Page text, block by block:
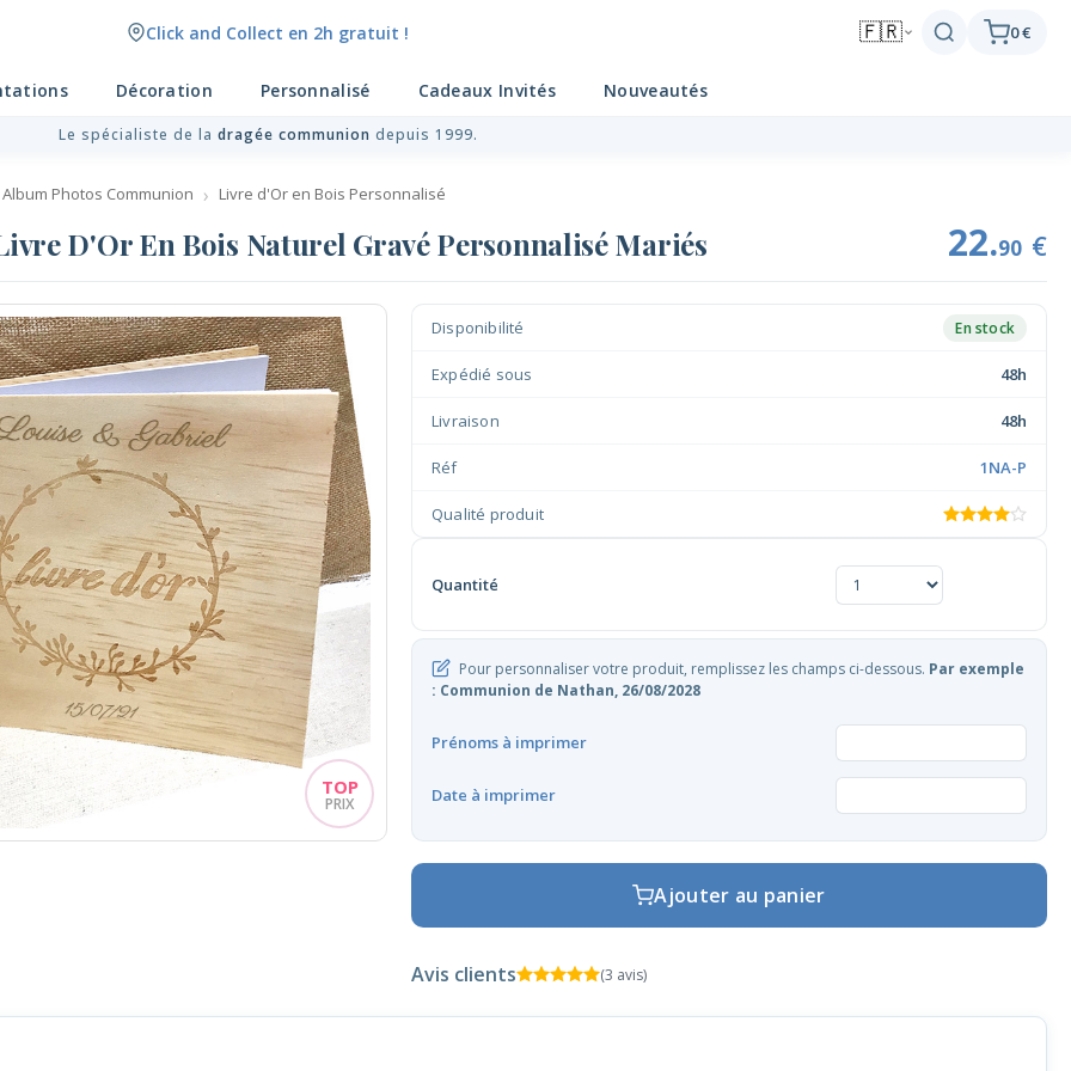
Click and Collect en 2h gratuit !
Livraison point relais gratuit dès 89 € ! 🇫🇷 0 €
Décoration Personnalisé Cadeaux Invités Nouveautés
Le spécialiste de la dragée communion depuis 1999.
Photos Communion Livre d'Or en Bois Personnalisé
D'Or En Bois Naturel Gravé Personnalisé Mariés 22.90 €
Disponibilité En stock
Expédié sous 48h
Livraison 48h
Réf 1NA-P
Qualité produit
Quantité
Pour personnaliser votre produit, remplissez les champs ci-dessous. Par exemple
: Communion de Nathan, 26/08/2028
Prénoms à imprimer
Date à imprimer
Ajouter au panier
Avis clients (3 avis)